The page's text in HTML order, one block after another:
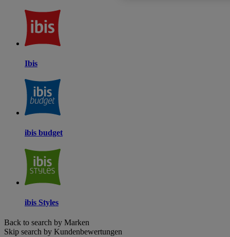
Ibis
ibis budget
ibis Styles
Back to search by Marken
Skip search by Kundenbewertungen